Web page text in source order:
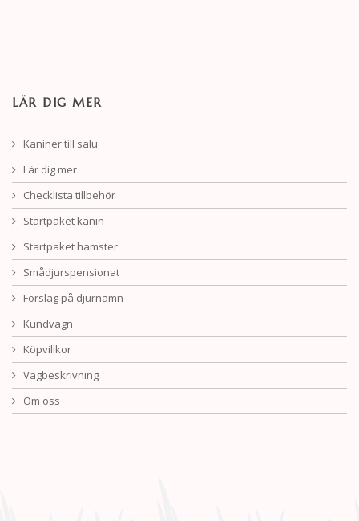
LÄR DIG MER
Kaniner till salu
Lär dig mer
Checklista tillbehör
Startpaket kanin
Startpaket hamster
Smådjurspensionat
Förslag på djurnamn
Kundvagn
Köpvillkor
Vägbeskrivning
Om oss